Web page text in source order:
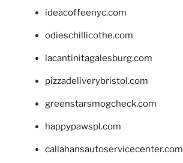
ideacoffeenyc.com
odieschillicothe.com
lacantinitagalesburg.com
pizzadeliverybristol.com
greenstarsmogcheck.com
happypawspl.com
callahansautoservicecenter.com